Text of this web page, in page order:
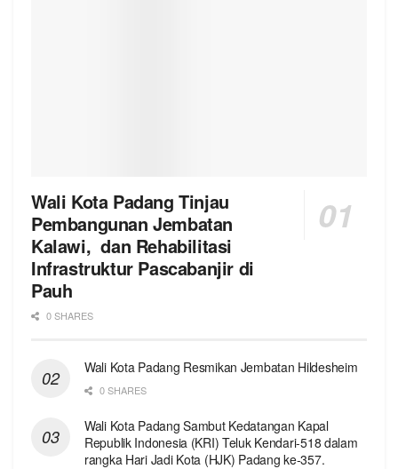
Wali Kota Padang Tinjau
Pembangunan Jembatan
Kalawi, dan Rehabilitasi
Infrastruktur Pascabanjir di
Pauh
0 SHARES
Wali Kota Padang Resmikan Jembatan Hildesheim
0 SHARES
Wali Kota Padang Sambut Kedatangan Kapal
Republik Indonesia (KRI) Teluk Kendari-518 dalam
rangka Hari Jadi Kota (HJK) Padang ke-357.